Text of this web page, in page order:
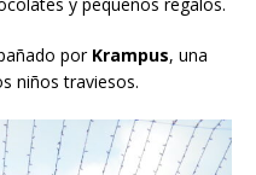
por Krampus, una
niños traviesos.